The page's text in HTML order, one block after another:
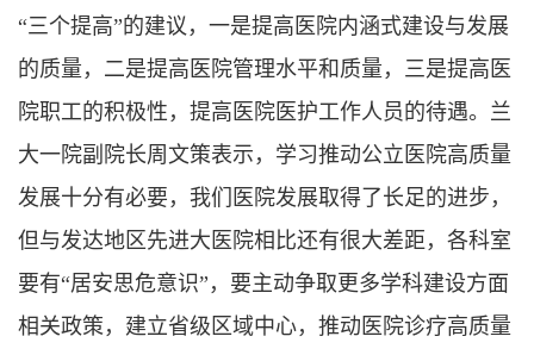
“三个提高”的建议，一是提高医院内涵式建设与发展
的质量，二是提高医院管理水平和质量，三是提高医
院职工的积极性，提高医院医护工作人员的待遇。兰
大一院副院长周文策表示，学习推动公立医院高质量
发展十分有必要，我们医院发展取得了长足的进步，
但与发达地区先进大医院相比还有很大差距，各科室
要有“居安思危意识”，要主动争取更多学科建设方面
相关政策，建立省级区域中心，推动医院诊疗高质量